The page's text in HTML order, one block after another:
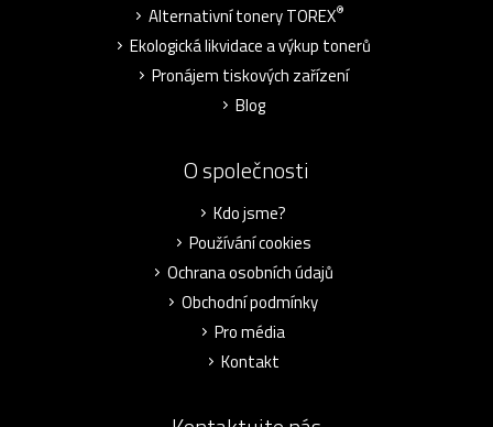
Alternativní tonery TOREX®
Ekologická likvidace a výkup tonerů
Pronájem tiskových zařízení
Blog
O společnosti
Kdo jsme?
Používání cookies
Ochrana osobních údajů
Obchodní podmínky
Pro média
Kontakt